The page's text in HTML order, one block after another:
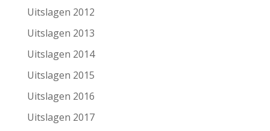
Uitslagen 2012
Uitslagen 2013
Uitslagen 2014
Uitslagen 2015
Uitslagen 2016
Uitslagen 2017